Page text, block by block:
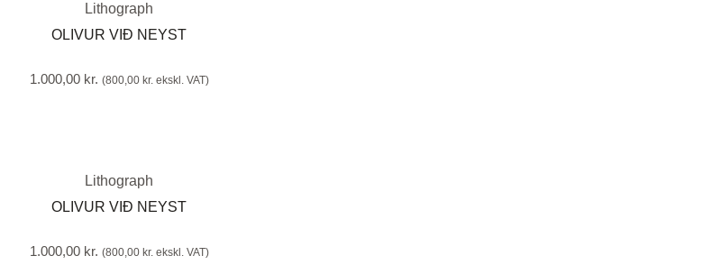
Lithograph
OLIVUR VIÐ NEYST
1.000,00 kr. (800,00 kr.ekskl. VAT)
Lithograph
OLIVUR VIÐ NEYST
1.000,00 kr. (800,00 kr.ekskl. VAT)